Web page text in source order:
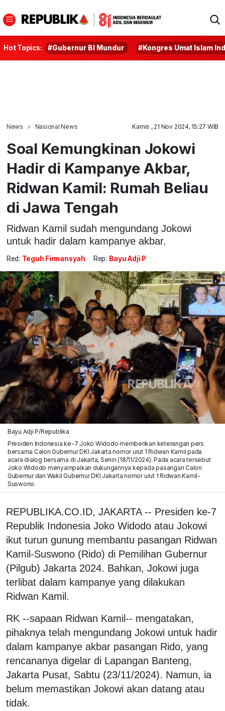
Hot Topics: #Gubernur BI Mundur #Kongres Umat Islam
News Nasional News Kamis , 21 Nov 2024, 15:27 WIB
Soal Kemungkinan Jokowi
Hadir di Kampanye Akbar,
Ridwan Kamil: Rumah Beliau
di Jawa Tengah
Ridwan Kamil sudah mengundang Jokowi
untuk hadir dalam kampanye akbar.
Red: Teguh Firmansyah Rep: Bayu Adji P
Bayu Adji P/Republika
Presiden Indonesia ke-7 Joko Widodo memberikan keterangan pers
bersama Calon Gubernur DKI Jakarta nomor urut 1 Ridwan Kamil pada
acara dialog bersama di Jakarta, Senin (18/11/2024). Pada acara tersebut
Joko Widodo menyampaikan dukungannya kepada pasangan Calon
Gubernur dan Wakil Gubernur DKI Jakarta nomor urut 1 Ridwan Kamil-
Suswono.
REPUBLIKA.CO.ID, JAKARTA -- Presiden ke-7
Republik Indonesia Joko Widodo atau Jokowi
ikut turun gunung membantu pasangan Ridwan
Kamil-Suswono (Rido) di Pemilihan Gubernur
(Pilgub) Jakarta 2024. Bahkan, Jokowi juga
terlibat dalam kampanye yang dilakukan
Ridwan Kamil.
RK --sapaan Ridwan Kamil-- mengatakan,
pihaknya telah mengundang Jokowi untuk hadir
dalam kampanye akbar pasangan Rido, yang
rencananya digelar di Lapangan Banteng,
Jakarta Pusat, Sabtu (23/11/2024). Namun, ia
belum memastikan Jokowi akan datang atau
tidak.